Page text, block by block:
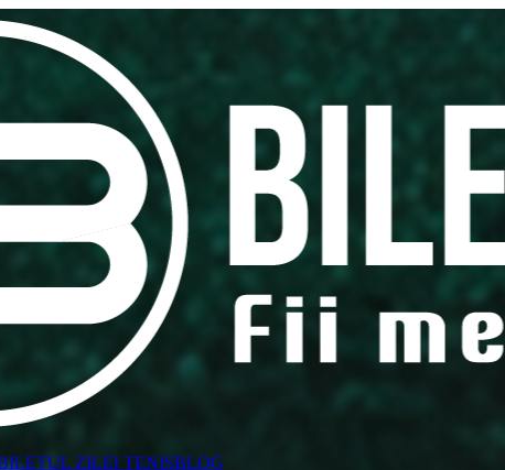
ZILEI TENISBLOG